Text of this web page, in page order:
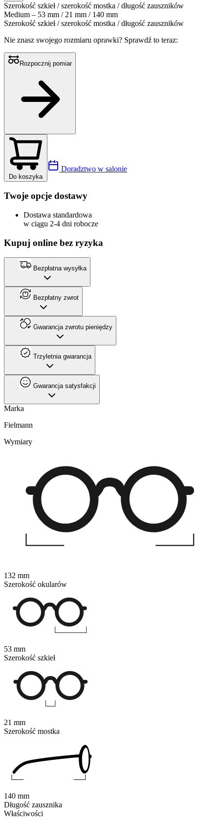
Szerokość szkieł / szerokość mostka / długość zauszników
Medium – 53 mm / 21 mm / 140 mm
Szerokość szkieł / szerokość mostka / długość zauszników
Nie znasz swojego rozmiaru oprawki? Sprawdź to teraz:
Rozpocznij pomiar
Do koszyka
Doradztwo w salonie
Twoje opcje dostawy
Dostawa standardowa
w ciągu 2-4 dni robocze
Kupuj online bez ryzyka
Bezpłatna wysyłka
Bezpłatny zwrot
Gwarancja zwrotu pieniędzy
Trzyletnia gwarancja
Gwarancja satysfakcji
Marka
Fielmann
Właściwości
Wymiary
132 mm
Szerokość okularów
53 mm
Szerokość szkieł
21 mm
Szerokość mostka
140 mm
Długość zausznika